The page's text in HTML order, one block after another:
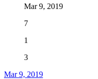
Mar 9, 2019
7
1
3
Mar 9, 2019